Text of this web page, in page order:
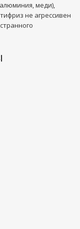
меди),
не агрессивен